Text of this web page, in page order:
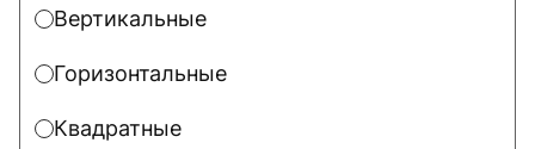
Вертикальные
Горизонтальные
Квадратные